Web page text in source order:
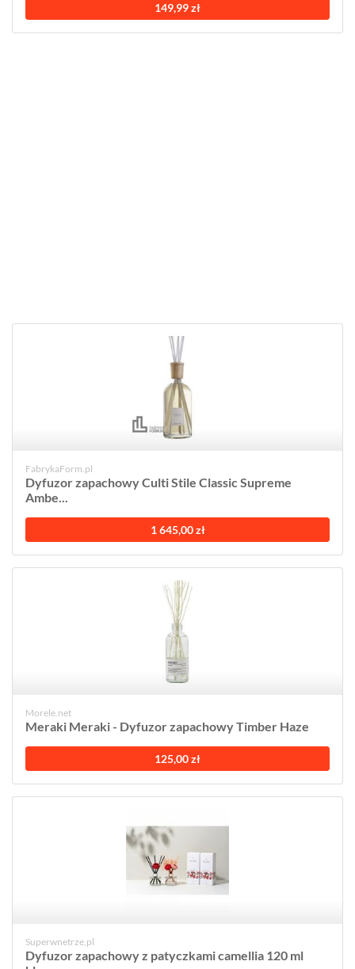
149,99 zł
FabrykaForm.pl
Dyfuzor zapachowy Culti Stile Classic Supreme
Ambe...
1 645,00 zł
Morele.net
Meraki Meraki - Dyfuzor zapachowy Timber Haze
125,00 zł
Superwnetrze.pl
Dyfuzor zapachowy z patyczkami camellia 120 ml